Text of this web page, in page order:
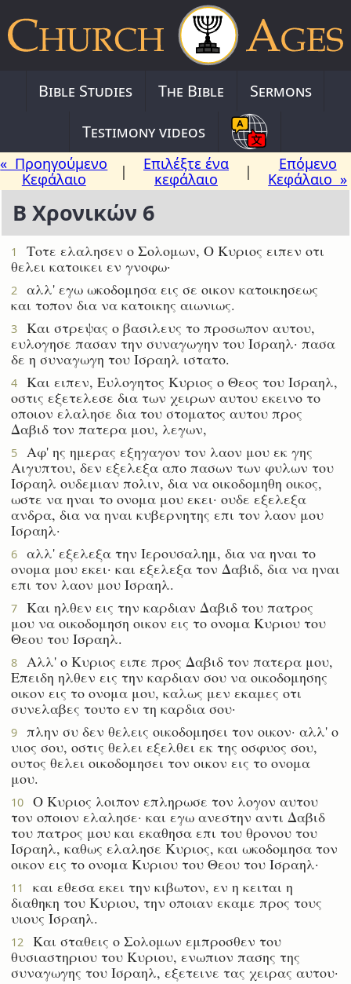
Bible Studies The Bible
Sermons
Testimony videos
« Προηγούμενο
Κεφάλαιο
|
Επιλέξτε ένα
κεφάλαιο
|
Επόμενο
Κεφάλαιο »
Β Χρονικών 6
1
Τοτε ελαλησεν ο Σολομων, Ο Κυριος ειπεν οτι
θελει κατοικει εν γνοφω·
2
αλλ' εγω ωκοδομησα εις σε οικον κατοικησεως
και τοπον δια να κατοικης αιωνιως.
3
Και στρεψας ο βασιλευς το προσωπον αυτου,
ευλογησε πασαν την συναγωγην του Ισραηλ· πασα
δε η συναγωγη του Ισραηλ ιστατο.
4
Και ειπεν, Ευλογητος Κυριος ο Θεος του Ισραηλ,
οστις εξετελεσε δια των χειρων αυτου εκεινο το
οποιον ελαλησε δια του στοματος αυτου προς
Δαβιδ τον πατερα μου, λεγων,
5
Αφ' ης ημερας εξηγαγον τον λαον μου εκ γης
Αιγυπτου, δεν εξελεξα απο πασων των φυλων του
Ισραηλ ουδεμιαν πολιν, δια να οικοδομηθη οικος,
ωστε να ηναι το ονομα μου εκει· ουδε εξελεξα
ανδρα, δια να ηναι κυβερνητης επι τον λαον μου
Ισραηλ·
6
αλλ' εξελεξα την Ιερουσαλημ, δια να ηναι το
ονομα μου εκει· και εξελεξα τον Δαβιδ, δια να ηναι
επι τον λαον μου Ισραηλ.
7
Και ηλθεν εις την καρδιαν Δαβιδ του πατρος
μου να οικοδομηση οικον εις το ονομα Κυριου του
Θεου του Ισραηλ.
8
Αλλ' ο Κυριος ειπε προς Δαβιδ τον πατερα μου,
Επειδη ηλθεν εις την καρδιαν σου να οικοδομησης
οικον εις το ονομα μου, καλως μεν εκαμες οτι
συνελαβες τουτο εν τη καρδια σου·
9
πλην συ δεν θελεις οικοδομησει τον οικον· αλλ' ο
υιος σου, οστις θελει εξελθει εκ της οσφυος σου,
ουτος θελει οικοδομησει τον οικον εις το ονομα
μου.
10
Ο Κυριος λοιπον επληρωσε τον λογον αυτου
τον οποιον ελαλησε· και εγω ανεστην αντι Δαβιδ
του πατρος μου και εκαθησα επι του θρονου του
Ισραηλ, καθως ελαλησε Κυριος, και ωκοδομησα τον
οικον εις το ονομα Κυριου του Θεου του Ισραηλ·
11
και εθεσα εκει την κιβωτον, εν η κειται η
διαθηκη του Κυριου, την οποιαν εκαμε προς τους
υιους Ισραηλ.
12
Και σταθεις ο Σολομων εμπροσθεν του
θυσιαστηριου του Κυριου, ενωπιον πασης της
συναγωγης του Ισραηλ, εξετεινε τας χειρας αυτου·